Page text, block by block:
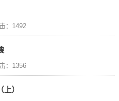
：1492
：1356
）